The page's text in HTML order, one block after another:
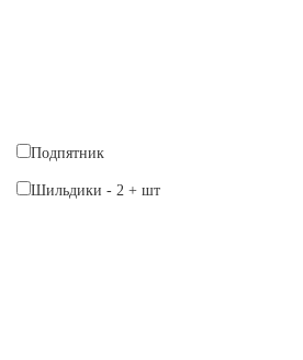
Подпятник
Шильдики - 2 + шт